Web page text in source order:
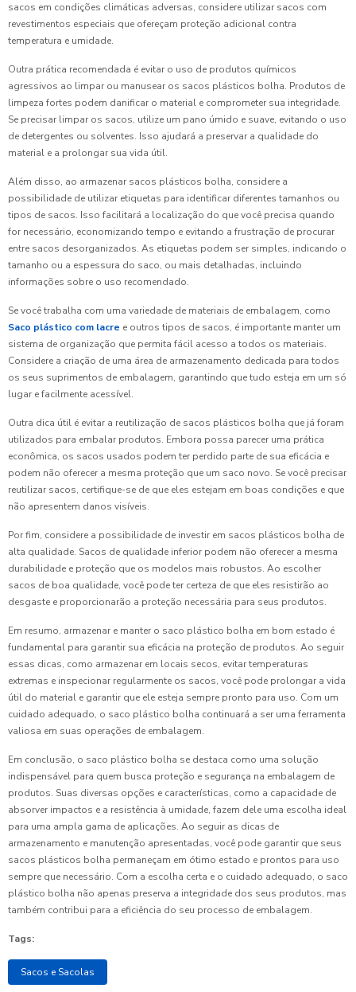
sacos em condições climáticas adversas, considere utilizar sacos com
revestimentos especiais que ofereçam proteção adicional contra
temperatura e umidade.
Outra prática recomendada é evitar o uso de produtos químicos
agressivos ao limpar ou manusear os sacos plásticos bolha. Produtos de
limpeza fortes podem danificar o material e comprometer sua integridade.
Se precisar limpar os sacos, utilize um pano úmido e suave, evitando o uso
de detergentes ou solventes. Isso ajudará a preservar a qualidade do
material e a prolongar sua vida útil.
Além disso, ao armazenar sacos plásticos bolha, considere a
possibilidade de utilizar etiquetas para identificar diferentes tamanhos ou
tipos de sacos. Isso facilitará a localização do que você precisa quando
for necessário, economizando tempo e evitando a frustração de procurar
entre sacos desorganizados. As etiquetas podem ser simples, indicando o
tamanho ou a espessura do saco, ou mais detalhadas, incluindo
informações sobre o uso recomendado.
Se você trabalha com uma variedade de materiais de embalagem, como
Saco plástico com lacre e outros tipos de sacos, é importante manter um
sistema de organização que permita fácil acesso a todos os materiais.
Considere a criação de uma área de armazenamento dedicada para todos
os seus suprimentos de embalagem, garantindo que tudo esteja em um só
lugar e facilmente acessível.
Outra dica útil é evitar a reutilização de sacos plásticos bolha que já foram
utilizados para embalar produtos. Embora possa parecer uma prática
econômica, os sacos usados podem ter perdido parte de sua eficácia e
podem não oferecer a mesma proteção que um saco novo. Se você precisar
reutilizar sacos, certifique-se de que eles estejam em boas condições e que
não apresentem danos visíveis.
Por fim, considere a possibilidade de investir em sacos plásticos bolha de
alta qualidade. Sacos de qualidade inferior podem não oferecer a mesma
durabilidade e proteção que os modelos mais robustos. Ao escolher
sacos de boa qualidade, você pode ter certeza de que eles resistirão ao
desgaste e proporcionarão a proteção necessária para seus produtos.
Em resumo, armazenar e manter o saco plástico bolha em bom estado é
fundamental para garantir sua eficácia na proteção de produtos. Ao seguir
essas dicas, como armazenar em locais secos, evitar temperaturas
extremas e inspecionar regularmente os sacos, você pode prolongar a vida
útil do material e garantir que ele esteja sempre pronto para uso. Com um
cuidado adequado, o saco plástico bolha continuará a ser uma ferramenta
valiosa em suas operações de embalagem.
Em conclusão, o saco plástico bolha se destaca como uma solução
indispensável para quem busca proteção e segurança na embalagem de
produtos. Suas diversas opções e características, como a capacidade de
absorver impactos e a resistência à umidade, fazem dele uma escolha ideal
para uma ampla gama de aplicações. Ao seguir as dicas de
armazenamento e manutenção apresentadas, você pode garantir que seus
sacos plásticos bolha permaneçam em ótimo estado e prontos para uso
sempre que necessário. Com a escolha certa e o cuidado adequado, o saco
plástico bolha não apenas preserva a integridade dos seus produtos, mas
também contribui para a eficiência do seu processo de embalagem.
Tags:
Sacos e Sacolas